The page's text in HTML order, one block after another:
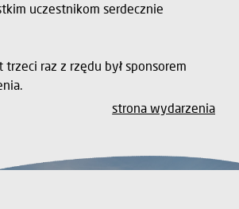
uczestnikom serdecznie
trzeci raz z rzędu był sponsorem
strona wydarzenia